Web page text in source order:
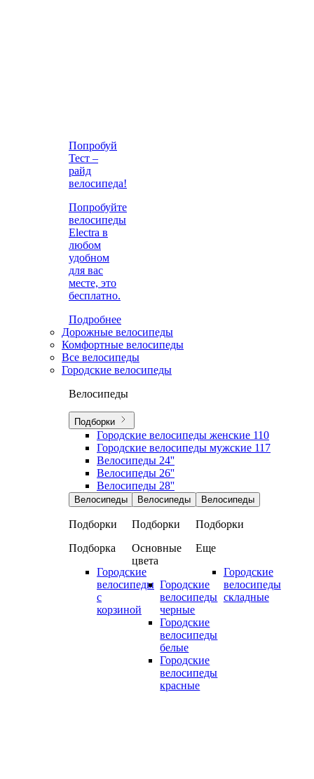
Попробуй
Тест –
райд
велосипеда!
Попробуйте
велосипеды
Electra в
любом
удобном
для вас
месте, это
бесплатно.
Подробнее
Дорожные велосипеды
Комфортные велосипеды
Все велосипеды
Городские велосипеды
Велосипеды
Подборки
Городские велосипеды женские 110
Городские велосипеды мужские 117
Велосипеды 24''
Велосипеды 26''
Велосипеды 28''
Велосипеды
Подборки
Подборка
Городские
велосипеды
с
корзиной
Велосипеды
Подборки
Основные
цвета
Городские
велосипеды
черные
Городские
велосипеды
белые
Городские
велосипеды
красные
Велосипеды
Подборки
Еще
Городские
велосипеды
складные